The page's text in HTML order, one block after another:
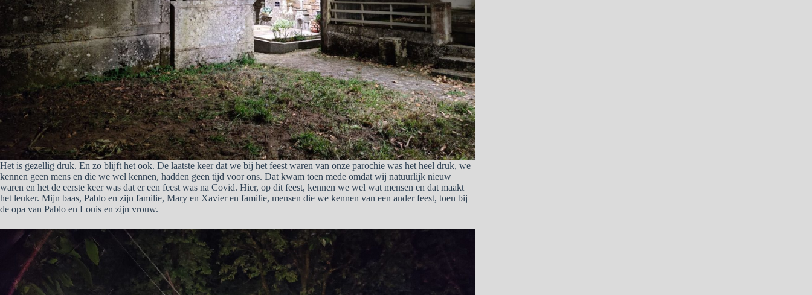
Het is gezellig druk. En zo blijft het ook. De laatste keer dat we bij het feest waren van onze parochie was het heel druk, we
kennen geen mens en die we wel kennen, hadden geen tijd voor ons. Dat kwam toen mede omdat wij natuurlijk nieuw
waren en het de eerste keer was dat er een feest was na Covid. Hier, op dit feest, kennen we wel wat mensen en dat maakt
het leuker. Mijn baas, Pablo en zijn familie, Mary en Xavier en familie, mensen die we kennen van een ander feest, toen bij
de opa van Pablo en Louis en zijn vrouw.